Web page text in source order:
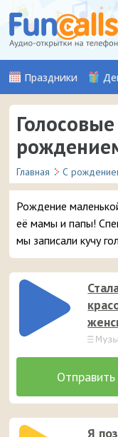
Праздники
Главная С
Рождение
её мамы и папы!
мы записали кучу
поздравлениями,
смартфон в виде
Я